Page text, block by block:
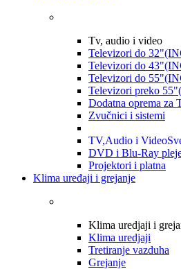
Tv, audio i video
Televizori do
Televizori do
Televizori do
Televizori preko
Dodatna oprema za
Zvučnici i sistemi
TV,Audio i Video
DVD i Blu-Ray
Projektori i platna
Klima uređaji i grejanje
Klima uredjaji i
Klima uredjaji
Tretiranje vazduha
Grejanje